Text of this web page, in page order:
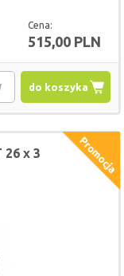
Cena:
515,00 PLN
do koszyka
26 x 3